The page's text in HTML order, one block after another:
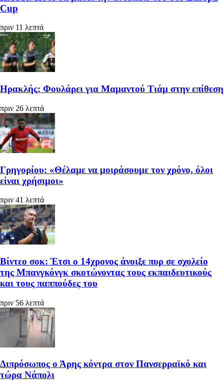
Cup
πριν 11 λεπτά
Ηρακλής: Φουλάρει για Μαμαντού Τιάμ στην επίθεση
πριν 26 λεπτά
Γρηγορίου: «Θέλαμε να μοιράσουμε τον χρόνο, όλοι
είναι χρήσιμοι»
πριν 41 λεπτά
Βίντεο σοκ: Έτσι ο 14χρονος άνοιξε πυρ σε σχολείο
της Μπανγκόνγκ σκοτώνοντας τους εκπαιδευτικούς
και τους παππούδες του
πριν 56 λεπτά
Διπρόσωπος ο Άρης κόντρα στον Πανσερραϊκό και
τώρα Νάπολι